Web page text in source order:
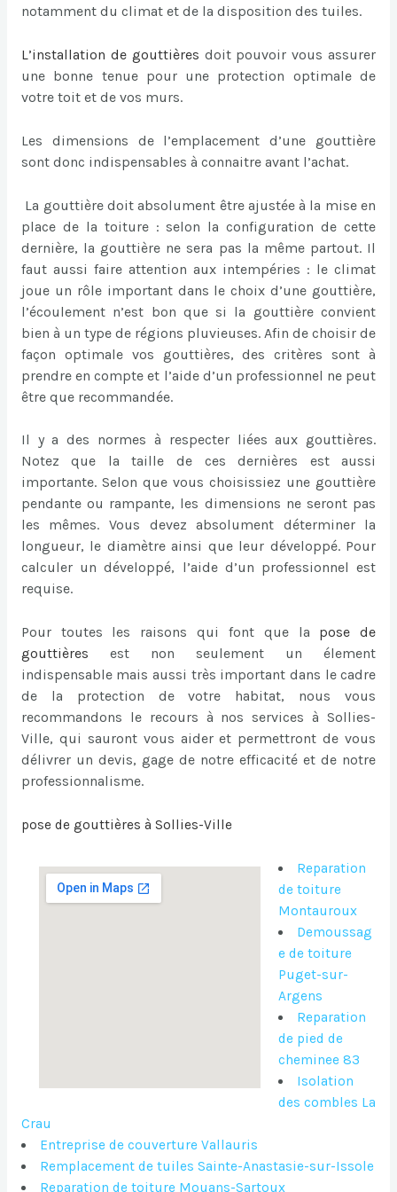
notamment du climat et de la disposition des tuiles.
L’installation de gouttières doit pouvoir vous assurer
une bonne tenue pour une protection optimale de
votre toit et de vos murs.
Les dimensions de l’emplacement d’une gouttière
sont donc indispensables à connaitre avant l’achat.
La gouttière doit absolument être ajustée à la mise en
place de la toiture : selon la configuration de cette
dernière, la gouttière ne sera pas la même partout. Il
faut aussi faire attention aux intempéries : le climat
joue un rôle important dans le choix d’une gouttière,
l’écoulement n’est bon que si la gouttière convient
bien à un type de régions pluvieuses. Afin de choisir de
façon optimale vos gouttières, des critères sont à
prendre en compte et l’aide d’un professionnel ne peut
être que recommandée.
Il y a des normes à respecter liées aux gouttières.
Notez que la taille de ces dernières est aussi
importante. Selon que vous choisissiez une gouttière
pendante ou rampante, les dimensions ne seront pas
les mêmes. Vous devez absolument déterminer la
longueur, le diamètre ainsi que leur développé. Pour
calculer un développé, l’aide d’un professionnel est
requise.
Pour toutes les raisons qui font que la pose de
gouttières
est non seulement un élement
indispensable mais aussi très important dans le cadre
de la protection de votre habitat, nous vous
recommandons le recours à nos services à Sollies-
Ville, qui sauront vous aider et permettront de vous
délivrer un devis, gage de notre efficacité et de notre
professionnalisme.
pose de gouttières à Sollies-Ville
Reparation
de toiture
Montauroux
Demoussag
e de toiture
Puget-sur-
Argens
Reparation
de pied de
cheminee 83
Isolation
des combles La
Crau
Entreprise de couverture Vallauris
Remplacement de tuiles Sainte-Anastasie-sur-Issole
Reparation de toiture Mouans-Sartoux